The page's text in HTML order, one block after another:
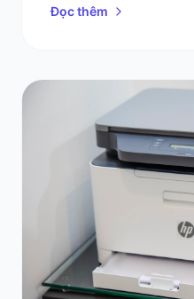
Đọc thêm